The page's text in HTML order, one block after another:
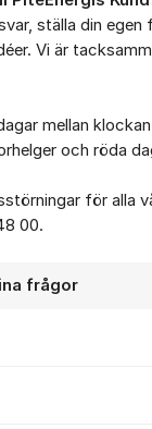
ställa din egen
Vi är
mellan
och röda
för alla
00.
frågor